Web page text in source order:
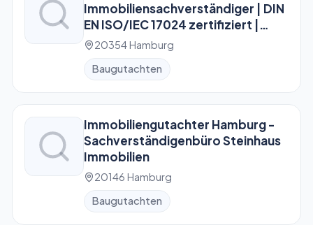
Immobiliensachverständiger | DIN
EN ISO/IEC 17024 zertifiziert |
Immobiliengutachter
20354 Hamburg
Baugutachten
Immobiliengutachter Hamburg -
Sachverständigenbüro Steinhaus
Immobilien
20146 Hamburg
Baugutachten